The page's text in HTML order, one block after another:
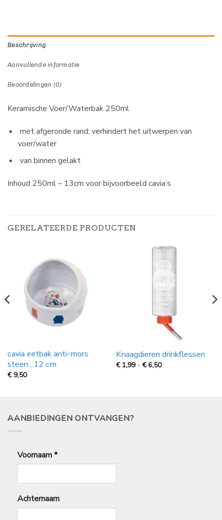
Beschrijving
Aanvullende informatie
Beoordelingen (0)
Keramische Voer/Waterbak 250ml
met afgeronde rand; verhindert het uitwerpen van
voer/water
van binnen gelakt
Inhoud 250ml – 13cm voor bijvoorbeeld cavia’s
GERELATEERDE PRODUCTEN
cavia eetbak anti-mors
steen , 12 cm
€9,50
Knaagdieren drinkflessen
€ 1,99 - €6,50Prijsklasse:
6,50
AANBIEDINGEN ONTVANGEN?
Voornaam*
Achternaam